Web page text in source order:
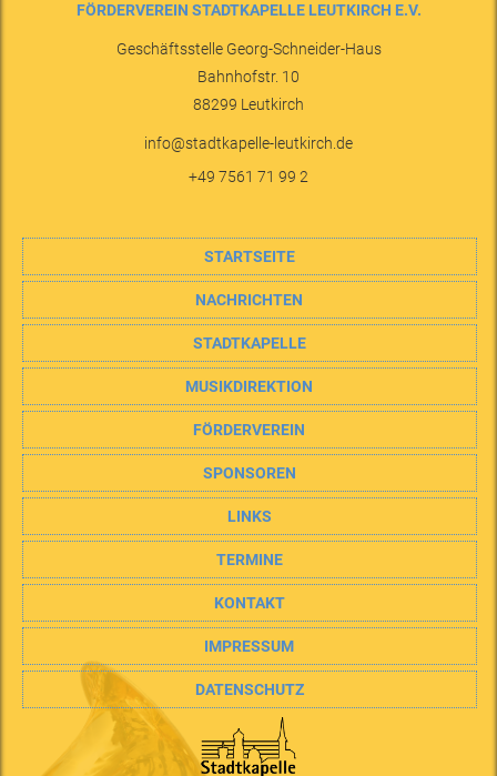
FÖRDERVEREIN STADTKAPELLE LEUTKIRCH E.V.
Geschäftsstelle Georg-Schneider-Haus
Bahnhofstr. 10
88299 Leutkirch
info@stadtkapelle-leutkirch.de
+49 7561 71 99 2
STARTSEITE
NACHRICHTEN
STADTKAPELLE
MUSIKDIREKTION
FÖRDERVEREIN
SPONSOREN
LINKS
TERMINE
KONTAKT
IMPRESSUM
DATENSCHUTZ